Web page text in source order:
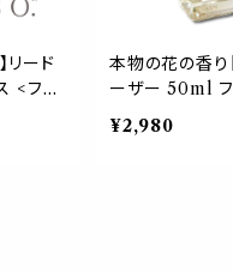
リード
<フラ
具
生
本物の花の香り
ーザー 50ml フ
ソット.> 香水
ッド 睡眠 おや
¥2,980